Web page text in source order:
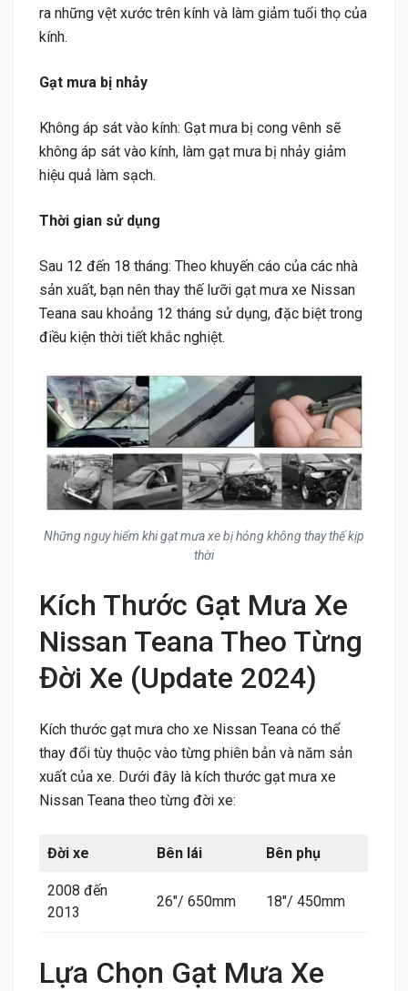
ra những vệt xước trên kính và làm giảm tuổi thọ của
kính.
Gạt mưa bị nhảy
Không áp sát vào kính: Gạt mưa bị cong vênh sẽ
không áp sát vào kính, làm gạt mưa bị nhảy giảm
hiệu quả làm sạch.
Thời gian sử dụng
Sau 12 đến 18 tháng: Theo khuyến cáo của các nhà
sản xuất, bạn nên thay thế lưỡi gạt mưa xe Nissan
Teana sau khoảng 12 tháng sử dụng, đặc biệt trong
điều kiện thời tiết khắc nghiệt.
Những nguy hiểm khi gạt mưa xe bị hỏng không thay thế kịp
thời
Kích Thước Gạt Mưa Xe
Nissan Teana Theo Từng
Đời Xe (Update 2024)
Kích thước gạt mưa cho xe Nissan Teana có thể
thay đổi tùy thuộc vào từng phiên bản và năm sản
xuất của xe. Dưới đây là kích thước gạt mưa xe
Nissan Teana theo từng đời xe:
Đời xe Bên lái Bên phụ
2008 đến
2013
26″/ 650mm 18″/ 450mm
Lựa Chọn Gạt Mưa Xe